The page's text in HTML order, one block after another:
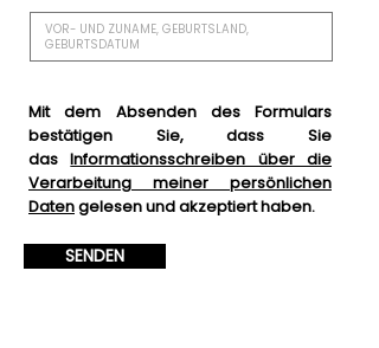
SENDEN
Mit dem Absenden des Formulars
bestätigen Sie, dass Sie
dasInformationsschreiben über die
Verarbeitung meiner persönlichen
Datengelesen und akzeptiert haben.